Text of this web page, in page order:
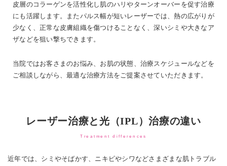
皮層のコラーゲンを活性化し肌のハリやターンオーバーを促す治療
にも活躍します。またパルス幅が短いレーザーでは、熱の広がりが
少なく、正常な皮膚組織を傷つけることなく、深いシミや大きなア
ザなどを狙い撃ちできます。
当院ではお客さまのお悩み、お肌の状態、治療スケジュールなどを
ご相談しながら、最適な治療方法をご提案させていただきます。
レーザー治療と光（IPL）治療の違い
Treatment differences
近年では、シミやそばかす、ニキビやシワなどさまざまな肌トラブル